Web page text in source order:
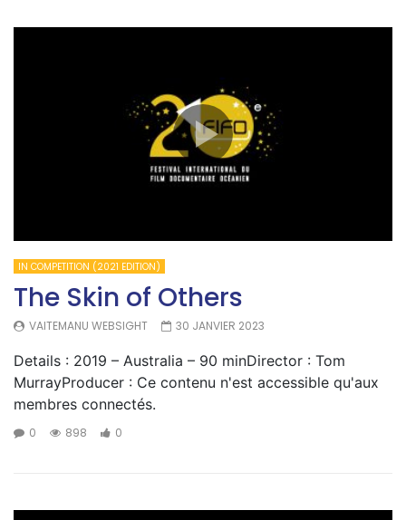
IN COMPETITION (2021 EDITION)
The Skin of Others
VAITEMANU WEBSIGHT 30 JANVIER 2023
Details : 2019 – Australia – 90 minDirector : Tom
MurrayProducer : Ce contenu n'est accessible qu'aux
membres connectés.
0 898 0